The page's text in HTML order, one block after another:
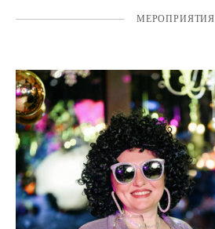
МЕРОПРИЯТИЯ